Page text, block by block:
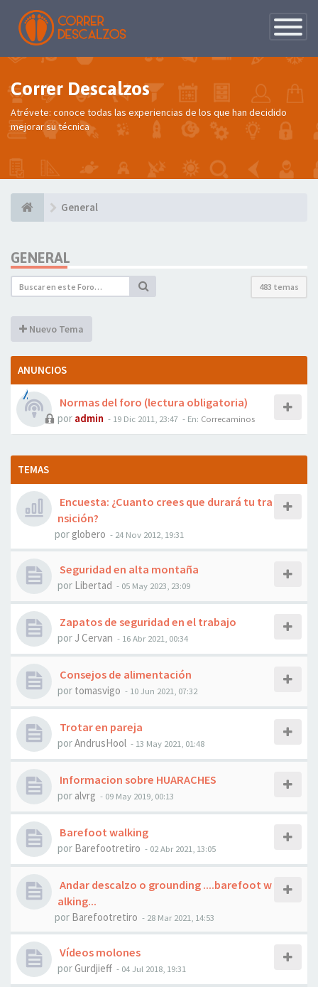
de
Correr Descalzos
Atrévete: conoce todas las experiencias de los que han decidido
mejorar su técnica
General
GENERAL
483 temas
Nuevo Tema
ANUNCIOS
Normas del foro (lectura obligatoria)
por admin - 19 Dic 2011, 23:47 - En: Correcaminos
TEMAS
Encuesta: ¿Cuanto crees que durará tu tra
nsición?
por globero - 24 Nov 2012, 19:31
Seguridad en alta montaña
por Libertad - 05 May 2023, 23:09
Zapatos de seguridad en el trabajo
por J Cervan - 16 Abr 2021, 00:34
Consejos de alimentación
por tomasvigo - 10 Jun 2021, 07:32
Trotar en pareja
porAndrusHool - 13 May 2021, 01:48
Informacion sobre HUARACHES
por alvrg - 09 May 2019, 00:13
Barefoot walking
por Barefootretiro - 02 Abr 2021, 13:05
Andar descalzo o grounding ....barefoot w
alking...
por Barefootretiro - 28 Mar 2021, 14:53
Vídeos molones
porGurdjieff - 04 Jul 2018, 19:31